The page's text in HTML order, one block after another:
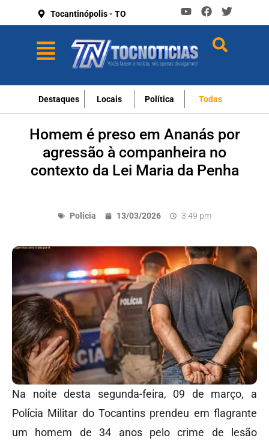
Tocantinópolis - TO
Destaques Locais Política Todas
Homem é preso em Ananás por
agressão à companheira no
contexto da Lei Maria da Penha
Policia 13/03/2026 3:49 pm
Na noite desta segunda-feira, 09 de março, a
Polícia Militar do Tocantins prendeu em flagrante
um homem de 34 anos pelo crime de lesão